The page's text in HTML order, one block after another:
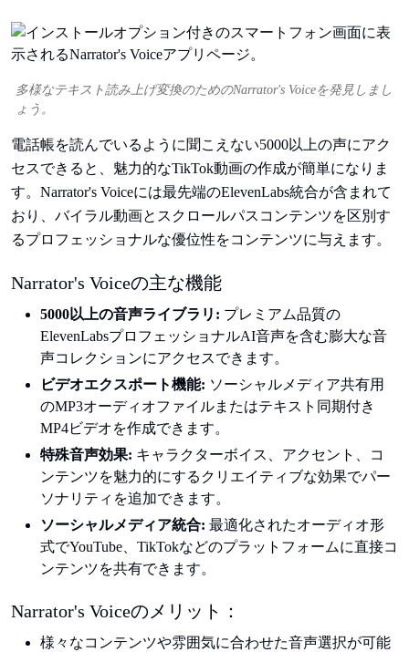
多様なテキスト読み上げ変換のためのNarrator's Voiceを発見しまし
ょう。
電話帳を読んでいるように聞こえない5000以上の声にアク
セスできると、魅力的なTikTok動画の作成が簡単になりま
す。Narrator's Voiceには最先端のElevenLabs統合が含まれて
おり、バイラル動画とスクロールパスコンテンツを区別す
るプロフェッショナルな優位性をコンテンツに与えます。
Narrator's Voiceの主な機能
5000以上の音声ライブラリ: プレミアム品質の
ElevenLabsプロフェッショナルAI音声を含む膨大な音
声コレクションにアクセスできます。
ビデオエクスポート機能: ソーシャルメディア共有用
のMP3オーディオファイルまたはテキスト同期付き
MP4ビデオを作成できます。
特殊音声効果: キャラクターボイス、アクセント、コ
ンテンツを魅力的にするクリエイティブな効果でパー
ソナリティを追加できます。
ソーシャルメディア統合: 最適化されたオーディオ形
式でYouTube、TikTokなどのプラットフォームに直接コ
ンテンツを共有できます。
Narrator's Voiceのメリット：
様々なコンテンツや雰囲気に合わせた音声選択が可能